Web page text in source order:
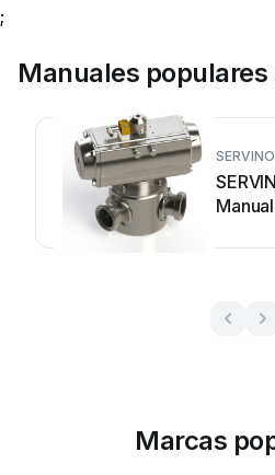
;
Manuales populares
Marcas